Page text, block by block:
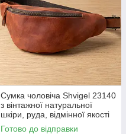
Сумка чоловіча Shvigel 23140
з вінтажної натуральної
шкіри, руда, відмінної якості
Love&Life -online-multimarket-
Готово до відправки